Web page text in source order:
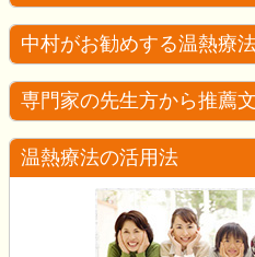
中村がお勧めする温熱療
専門家の先生方から推薦
温熱療法の活用法